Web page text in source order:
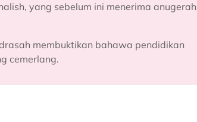
yang sebelum ini menerima anugerah
membuktikan bahawa pendidikan
cemerlang.